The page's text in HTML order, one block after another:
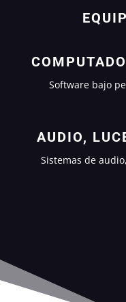
Software bajo
AUDIO,
Sistemas de